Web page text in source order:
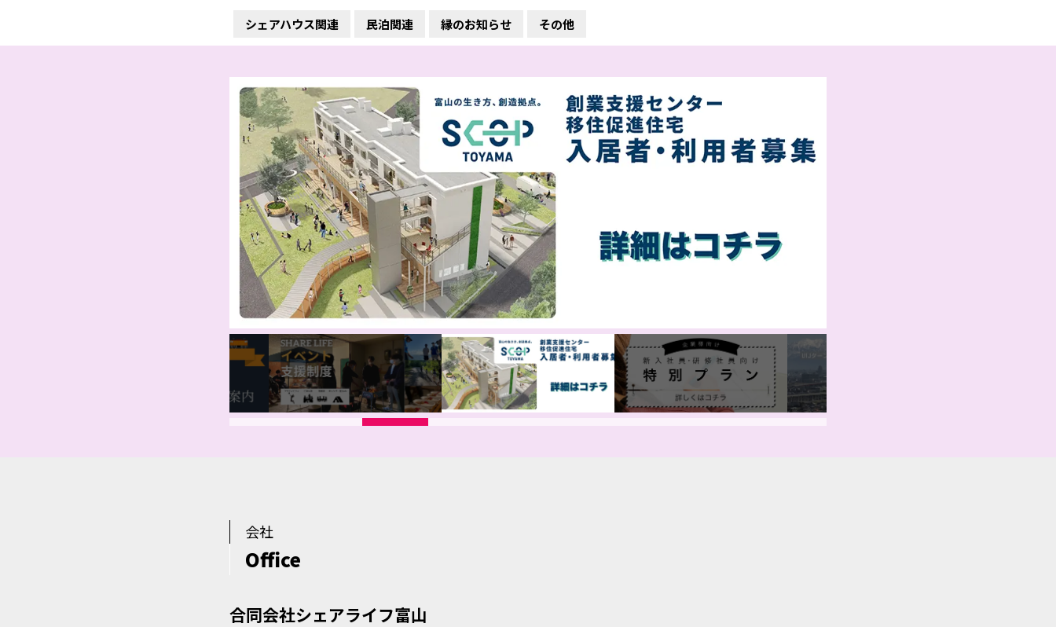
シェアハウス関連
民泊関連 縁のお知らせ その他
会社
Office
合同会社シェアライフ富山